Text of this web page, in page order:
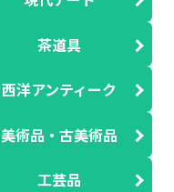
茶道具
西洋アンティーク
美術品・古美術品
工芸品